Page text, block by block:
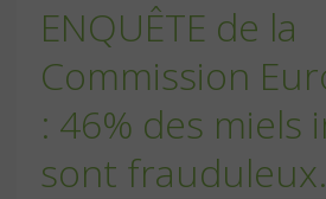
ENQUÊTE de la
Commission
: 46% des miels
sont frauduleux.